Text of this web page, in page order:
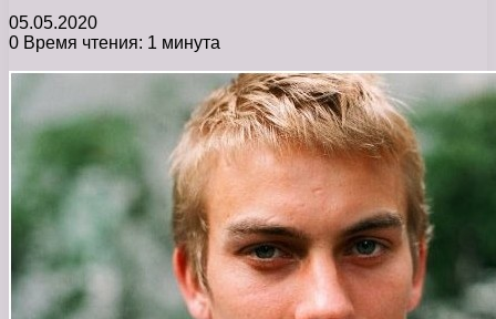
05.05.2020
0 Время чтения: 1 минута